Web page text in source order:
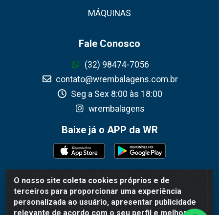
O nosso site coleta cookies próprios e de
terceiros para proporcionar uma experiência
personalizada ao usuário, apresentar publicidade
relevante de acordo com o seu perfil e melhorar a
MÁQUINAS
Fale Conosco
(32) 98474-7056
contato@wrembalagens.com.br
Seg a Sex 8:00 às 18:00
wrembalagens
Baixe já o APP da WR
WR Embalagens - R. Cel. Teodoro Gomes de Araújo, 1360 -
Grogotó - Barbacena / MG - CEP 36202-628 - CNPJ
02.692.206/0001-55